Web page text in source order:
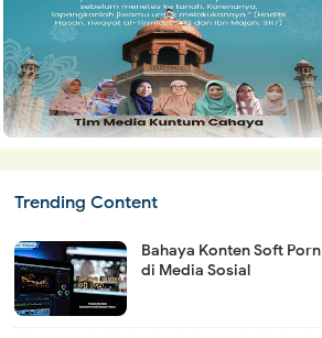
Trending Content
Bahaya Konten Soft Porn
di Media Sosial